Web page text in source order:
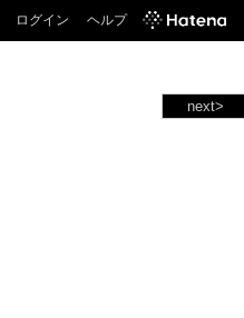
ログイン ヘルプ
next>